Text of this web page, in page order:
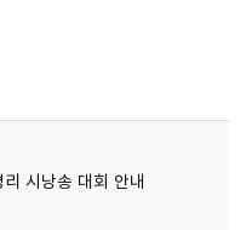
시낭송 대회 안내